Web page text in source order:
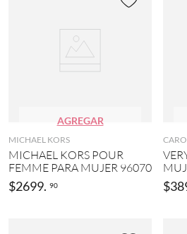
AGREGAR
MICHAEL KORS
MICHAEL KORS POUR
FEMME PARA MUJER 96070
$2699. 90 $